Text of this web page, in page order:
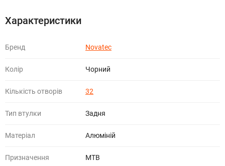
Характеристики
Бренд Novatec
Колір Чорний
Кількість отворів 32
Тип втулки Задня
Матеріал Алюміній
Призначення МТВ